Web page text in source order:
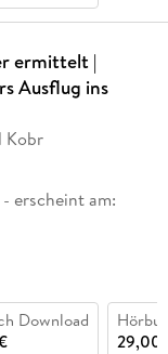
ermittelt |
Ausflug ins
Kobr
- erscheint am:
Download
29,00